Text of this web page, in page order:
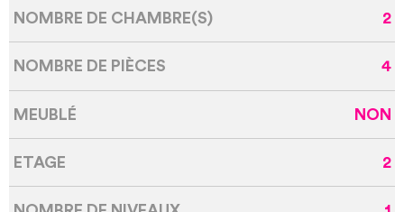
NOMBRE DE CHAMBRE(S) 2
NOMBRE DE PIÈCES 4
MEUBLÉ NON
ETAGE 2